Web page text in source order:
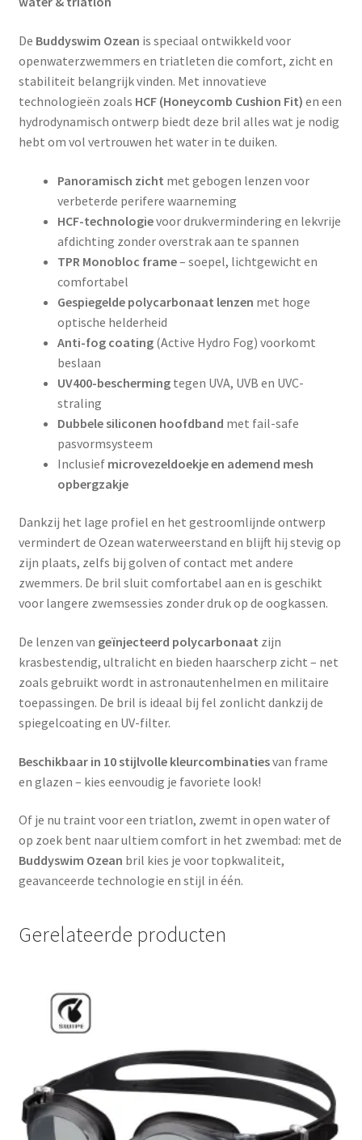
De Buddyswim Ozean is speciaal ontwikkeld voor
openwaterzwemmers en triatleten die comfort, zicht en
stabiliteit belangrijk vinden. Met innovatieve
technologieën zoals HCF (Honeycomb Cushion Fit) en een
hydrodynamisch ontwerp biedt deze bril alles wat je nodig
hebt om vol vertrouwen het water in te duiken.
Panoramisch zicht met gebogen lenzen voor
verbeterde perifere waarneming
HCF-technologievoor drukvermindering en lekvrije
afdichting zonder overstrak aan te spannen
TPR Monobloc frame– soepel, lichtgewicht en
comfortabel
Gespiegelde polycarbonaat lenzen met hoge
optische helderheid
Anti-fog coating(Active Hydro Fog) voorkomt
beslaan
UV400-beschermingtegen UVA, UVB en UVC-
straling
Dubbele siliconen hoofdband met fail-safe
pasvormsysteem
Inclusief microvezeldoekje en ademend mesh
opbergzakje
Dankzij het lage profiel en het gestroomlijnde ontwerp
vermindert de Ozean waterweerstand en blijft hij stevig op
zijn plaats, zelfs bij golven of contact met andere
zwemmers. De bril sluit comfortabel aan en is geschikt
voor langere zwemsessies zonder druk op de oogkassen.
De lenzen van geïnjecteerd polycarbonaat zijn
krasbestendig, ultralicht en bieden haarscherp zicht – net
zoals gebruikt wordt in astronautenhelmen en militaire
toepassingen. De bril is ideaal bij fel zonlicht dankzij de
spiegelcoating en UV-filter.
Beschikbaar in 10 stijlvolle kleurcombinatiesvan frame
en glazen – kies eenvoudig je favoriete look!
Of je nu traint voor een triatlon, zwemt in open water of
op zoek bent naar ultiem comfort in het zwembad: met de
Buddyswim Ozean bril kies je voor topkwaliteit,
geavanceerde technologie en stijl in één.
Gerelateerde producten